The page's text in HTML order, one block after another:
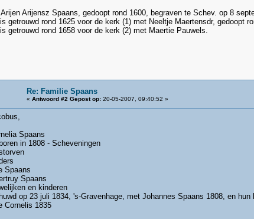
Arijensz Spaans, gedoopt rond 1600, begraven te Schev. op 8
getrouwd rond 1625 voor de kerk (1) met Neeltje Maertensdr, gedoopt
getrouwd rond 1658 voor de kerk (2) met Maertie Pauwels.
Re: Familie Spaans
« Antwoord #2 Gepost op:20-05-2007, 09:40:52 »
Spaans
in 1808 - Scheveningen
Spaans
Spaans
en kinderen
op 23 juli 1834, 's-Gravenhage, met Johannes Spaans 1808, en hun
Cornelis 1835